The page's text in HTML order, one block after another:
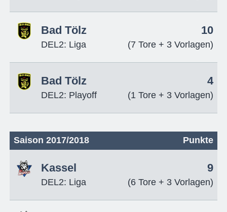
Bad Tölz
DEL2: Liga
10
(7 Tore + 3 Vorlagen)
Bad Tölz
DEL2: Playoff
4
(1 Tore + 3 Vorlagen)
Saison 2017/2018 Punkte
Kassel
DEL2: Liga
9
(6 Tore + 3 Vorlagen)